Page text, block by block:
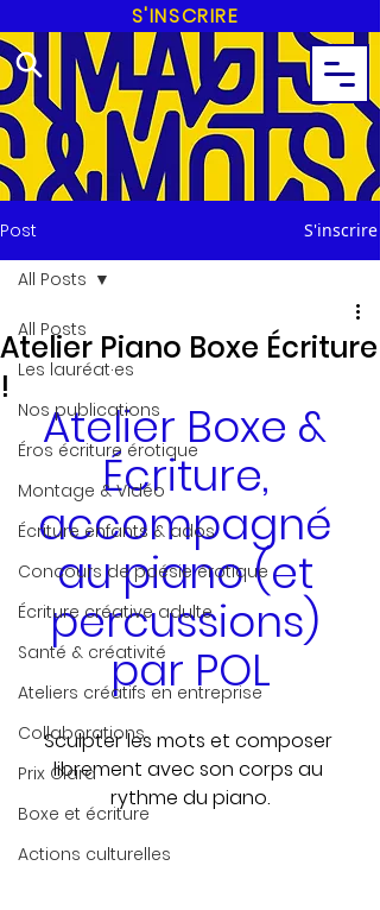
S'INSCRIRE
Post S'inscrire
All Posts
Les lauréat·es
Nos publications
Éros écriture érotique
Montage & Vidéo
Écriture enfants & ados
Concours de poésie érotique
Écriture créative adulte
Santé & créativité
Ateliers créatifs en entreprise
Collaborations
Prix Clara
Boxe et écriture
Actions culturelles
All Posts
Atelier Piano Boxe Écriture
!
Atelier Boxe &
Écriture,
accompagné
au piano (et
percussions)
par POL
Sculpter les mots et composer
librement avec son corps au
rythme du piano.